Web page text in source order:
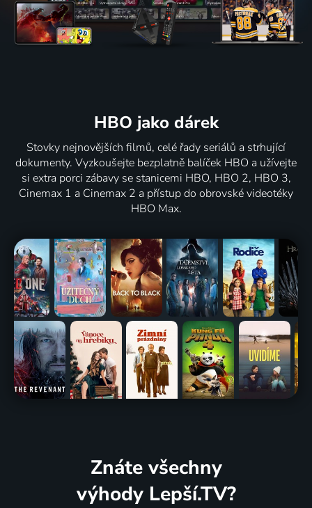
HBO jako dárek
Stovky nejnovějších filmů, celé řady seriálů a strhující
dokumenty. Vyzkoušejte bezplatně balíček HBO a užívejte
si extra porci zábavy se stanicemi HBO, HBO 2, HBO 3,
Cinemax 1 a Cinemax 2 a přístup do obrovské videotéky
HBO Max.
Znáte všechny
výhody Lepší.TV?